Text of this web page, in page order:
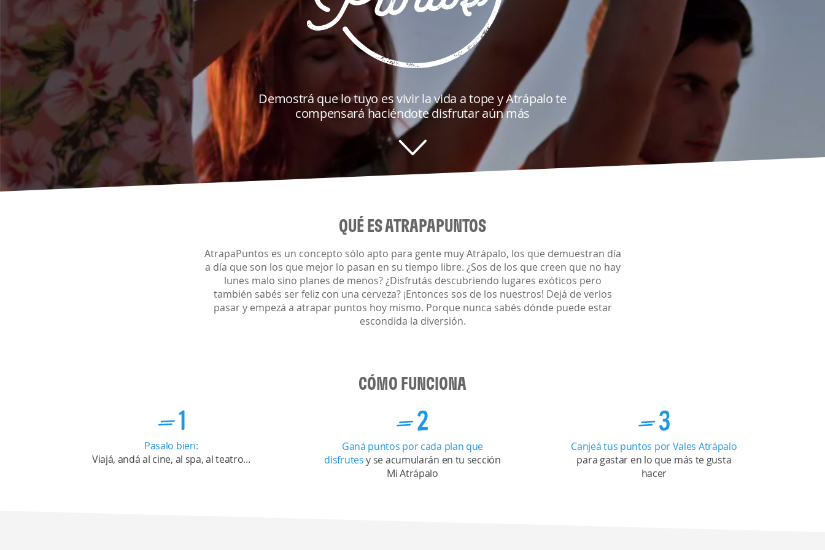
Demostrá que lo tuyo es vivir la vida a tope y Atrápalo te
compensará haciéndote disfrutar aún más
QUÉ ES ATRAPAPUNTOS
AtrapaPuntos es un concepto sólo apto para gente muy Atrápalo, los que demuestran día
a día que son los que mejor lo pasan en su tiempo libre. ¿Sos de los que creen que no hay
lunes malo sino planes de menos? ¿Disfrutás descubriendo lugares exóticos pero
también sabés ser feliz con una cerveza? ¡Entonces sos de los nuestros! Dejá de verlos
pasar y empezá a atrapar puntos hoy mismo. Porque nunca sabés dónde puede estar
escondida la diversión.
CÓMO FUNCIONA
Pasalo bien:
Viajá, andá al cine, al spa, al teatro...
Ganá puntos por cada plan que
disfrutesy se acumularán en tu sección
Mi Atrápalo
Canjeá tus puntos por Vales Atrápalo
para gastar en lo que más te gusta
hacer